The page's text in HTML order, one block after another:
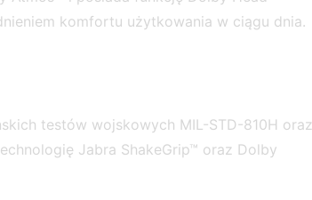
komfortu użytkowania w ciągu dnia.
testów wojskowych MIL-STD-810H oraz
Jabra ShakeGrip™ oraz Dolby